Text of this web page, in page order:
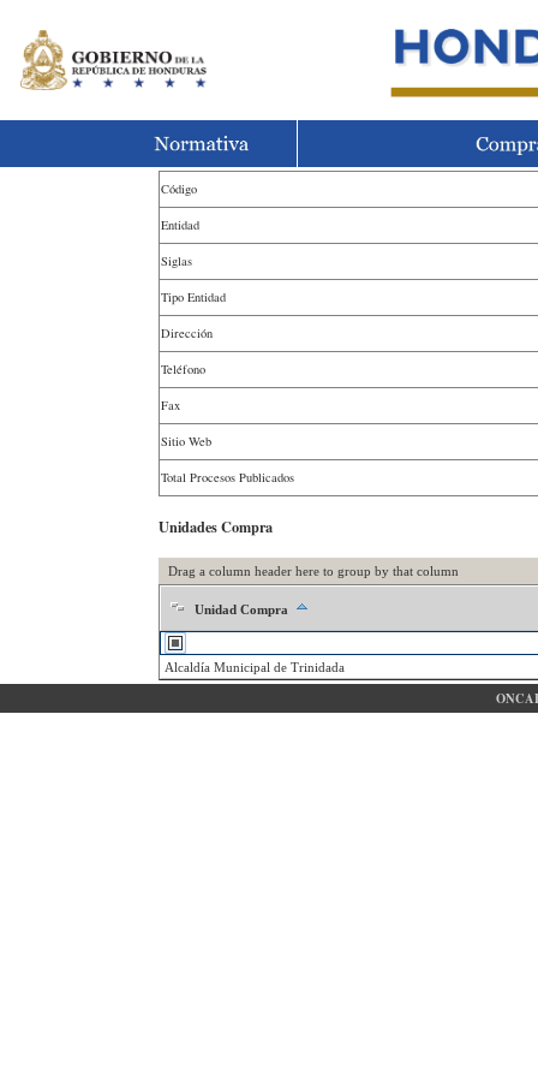
Código
Entidad
Siglas
Tipo Entidad
Dirección
Teléfono
Fax
Sitio Web
Total Procesos Publicados
Unidades Compra
Drag a column header here to group by that column
Unidad Compra
Alcaldía Municipal de Trinidada